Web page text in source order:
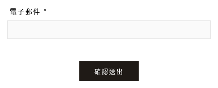
電子郵件 *
確認送出